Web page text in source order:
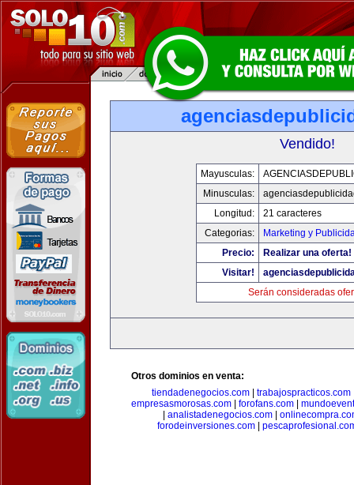
Vendido!
Mayusculas:
Minusculas:
Longitud:
21 caracteres
Categorias:
Marketing y
Precio:
Realizar una oferta!
Visitar!
Serán consideradas
Otros dominios en venta:
tiendadenegocios.com
trabajospracticos.com
empresasmorosas.com
forofans.com
analistadenegocios.com
forodeinversiones.com